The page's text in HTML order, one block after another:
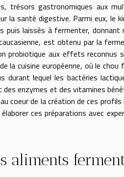
trésors gastronomiques aux
la santé digestive. Parmi eux, le
puis laissés à fermenter,
est obtenu par la
probiotique aux effets reconnus
la cuisine européenne, où le
durant lequel les bactéries
des enzymes et des vitamines
coeur de la création de ces
ces préparations avec
aliments